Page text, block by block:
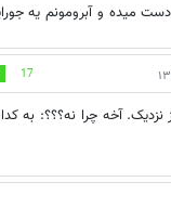
میده و آبرومونم یه
17
نزدیک. آخه چرا نه؟؟؟: به